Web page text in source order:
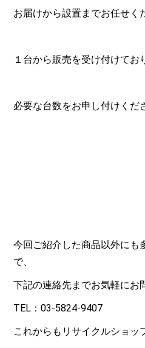
お届けから設置までお任せく
１台から販売を受け付けてお
必要な台数をお申し付けくだ
今回ご紹介した商品以外にも
で、
下記の連絡先までお気軽にお
TEL：03-5824-9407
これからもリサイクルショッ